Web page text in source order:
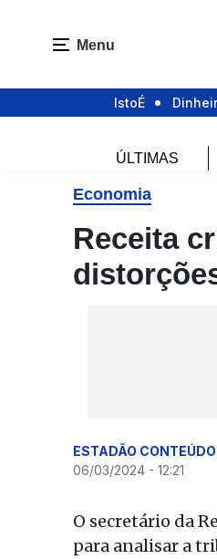
Menu
IstoÉ
ÚLTIMAS
Economia
Receita
ESTADÃO CONTEÚDO
06/03/2024 - 12:21
O secretário da
para analisar a